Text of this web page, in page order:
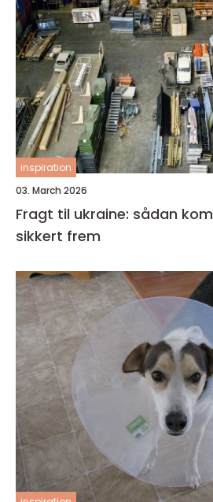
inspiration
03. March 2026
Fragt til ukraine: sådan
sikkert frem